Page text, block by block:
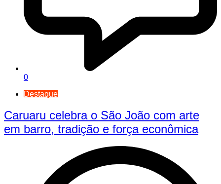
0
Destaque
Caruaru celebra o São João com arte
em barro, tradição e força econômica